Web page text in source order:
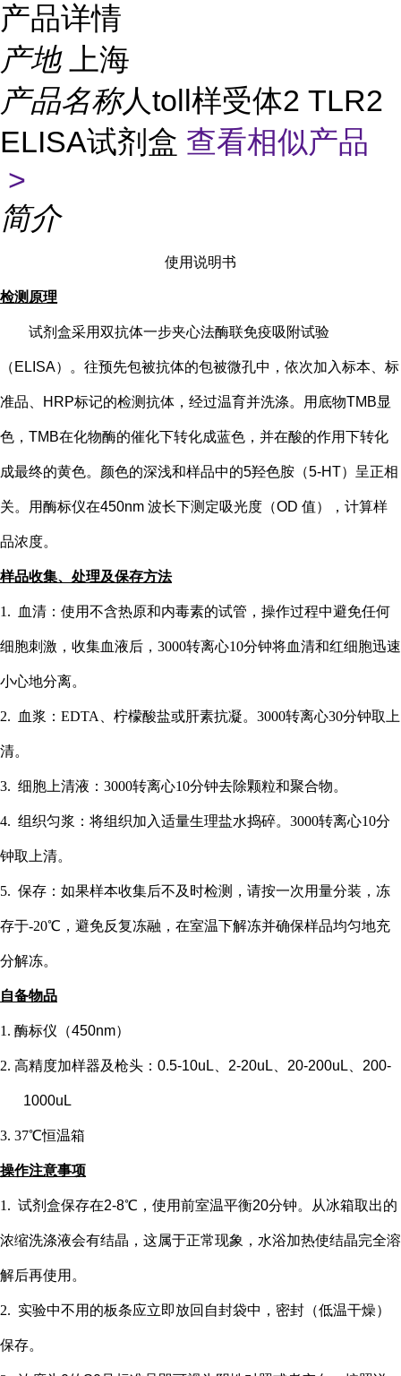
产品详情
产地
上海
产品名称人toll样受体2 TLR2
ELISA试剂盒 查看相似产品
>
简介
使用说明书
检测原理
试剂盒采用双抗体一步夹心法酶联免疫吸附试验
（ ELISA）。往预先包被抗体的包被微孔中，依次加入标本、标
准品、HRP标记的检测抗体，经过温育并洗涤。用底物TMB显
色，TMB在化物酶的催化下转化成蓝色，并在酸的作用下转化
成最终的黄色。颜色的深浅和样品中的5羟色胺（5-HT） 呈正相
关。用酶标仪在450nm 波长下测定吸光度（OD 值），计算样
品浓度。
样品收集、处理及保存方法
1. 血清：使用不含热原和内毒素的试管，操作过程中避免任何
细胞刺激，收集血液后，3000转离心10分钟将血清和红细胞迅速
小心地分离。
2. 血浆：EDTA、柠檬酸盐或肝素抗凝。3000转离心30分钟取上
清。
3. 细胞上清液：3000转离心10分钟去除颗粒和聚合物。
4. 组织匀浆：将组织加入适量生理盐水捣碎。3000转离心10分
钟取上清。
5. 保存：如果样本收集后不及时检测，请按一次用量分装，冻
存于-20℃，避免反复冻融，在室温下解冻并确保样品均匀地充
分解冻。
自备物品
1. 酶标仪（450nm）
2. 高精度加样器及枪头： 0.5-10uL、2-20uL、20-200uL、200-
1000uL
3. 37℃恒温箱
操作注意事项
1. 试剂盒保存在2-8℃，使用前室温平衡20分钟。从冰箱取出的
浓缩洗涤液会有结晶，这属于正常现象，水浴加热使结晶完全溶
解后再使用。
2. 实验中不用的板条应立即放回自封袋中，密封（低温干燥）
保存。